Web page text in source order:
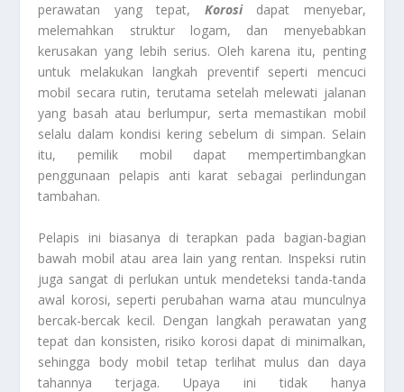
perawatan yang tepat, Korosidapat menyebar,
melemahkan struktur logam, dan menyebabkan
kerusakan yang lebih serius. Oleh karena itu, penting
untuk melakukan langkah preventif seperti mencuci
mobil secara rutin, terutama setelah melewati jalanan
yang basah atau berlumpur, serta memastikan mobil
selalu dalam kondisi kering sebelum di simpan. Selain
itu, pemilik mobil dapat mempertimbangkan
penggunaan pelapis anti karat sebagai perlindungan
tambahan.
Pelapis ini biasanya di terapkan pada bagian-bagian
bawah mobil atau area lain yang rentan. Inspeksi rutin
juga sangat di perlukan untuk mendeteksi tanda-tanda
awal korosi, seperti perubahan warna atau munculnya
bercak-bercak kecil. Dengan langkah perawatan yang
tepat dan konsisten, risiko korosi dapat di minimalkan,
sehingga body mobil tetap terlihat mulus dan daya
tahannya terjaga. Upaya ini tidak hanya